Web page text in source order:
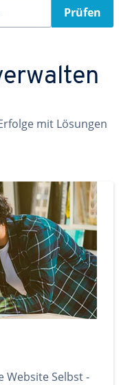
Prüfen
mit Lösungen
Website Selbst -